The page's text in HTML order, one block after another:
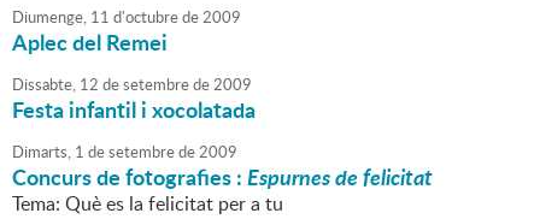
Diumenge, 11 d'octubrede2009
Aplec del Remei
Dissabte, 12 desetembrede2009
Festa infantil i xocolatada
Dimarts, 1 desetembrede2009
Concurs de fotografies :Espurnes de felicitat
Tema: Què es la felicitat per a tu